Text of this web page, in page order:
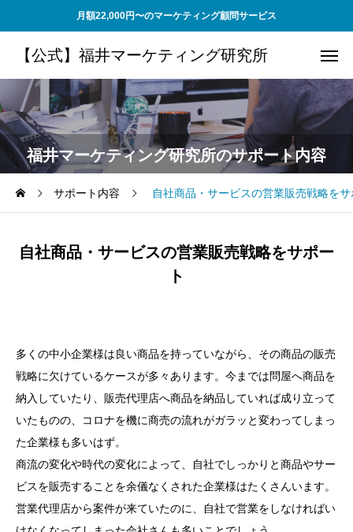
月額22,000円〜のマーケティング顧問サービス
【公式】福井マーケティング研究所
福井マーケティング研究所のサポート内容
サポート内容 自社商品・サービスの営業販売戦略を
自社商品・サービスの営業販売戦略をサポー
ト
多くの中小企業様は良い商品を持っていながら、その商品の販売
戦略に欠けているケースが多々あります。今までは問屋へ商品を
納入していたり、販売代理店へ商品を納品していれば成り立って
いたものの、コロナを機に商売の流れがガラッと変わってしまっ
た企業様も多いはず。
商流の変化や時代の変化によって、自社でしっかりと商品やサー
ビスを販売することを余儀なくされた企業様はたくさんいます。
営業代理店から案件が来ていたのに、自社で営業をしなければい